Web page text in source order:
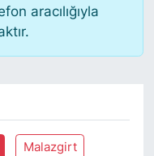
aracılığıyla
Malazgirt